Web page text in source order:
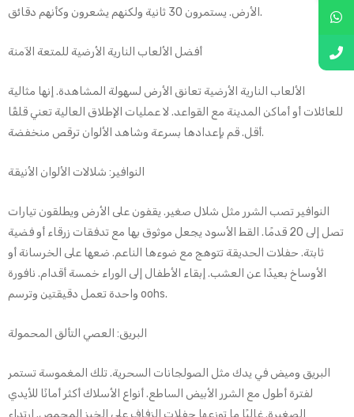
الأرض. يستمرون 30 ثانية ولكنهم يشعرون وكأنهم دقائق.
أفضل الألعاب النارية الأرضية للمتعة الآمنة
الألعاب النارية الأرضية تعانق الأرض لسهولة المشاهدة. إنها مثالية
للعائلات أو أماكن المدينة مع القواعد. لا عمليات الإطلاق العالية تعني قلقًا
أقل. قم بإعدادها بسرعة وشاهد الألوان ترقص منخفضة.
النوافير: شلالات الألوان الأنيقة
النوافير تصب الشرر مثل شلال صغير. يقفون على الأرض ويطلقون تيارات
تصل إلى 20 قدمًا. القط الأسود يجعل موثوق بها مع تدفقات زرقاء أو فضية
ثابتة. حفلات الحديقة تتوهج مع ضوءها الناعم. ضعها على الخرسانة أو
الأوساخ بعيدًا عن العشب. إبقاء الأطفال إلى الوراء خمسة أقدام. نافورة
واحدة تعمل دقيقتين وترسم oohs.
البريق: العصي التألق المحمولة
البريق وميض في يدك مثل الصولجانات السحرية. تلك المغموسة تستمر
لفترة أطول مع الشرر الأبيض الساطع. أنواع الأسلاك أكثر أمانًا للأيدي
الصغيرة. غالبًا ما توزعها حفلات الزفاف على الخبز المحمص. ارتداء